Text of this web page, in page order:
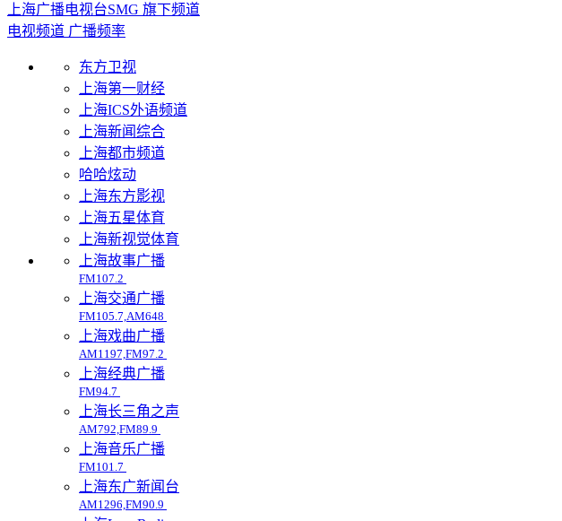
上海广播电视台SMG 旗下频道
电视频道 广播频率
东方卫视
上海第一财经
上海ICS外语频道
上海新闻综合
上海都市频道
哈哈炫动
上海东方影视
上海五星体育
上海新视觉体育
上海故事广播
FM107.2
上海交通广播
FM105.7,AM648
上海戏曲广播
AM1197,FM97.2
上海经典广播
FM94.7
上海长三角之声
AM792,FM89.9
上海音乐广播
FM101.7
上海东广新闻台
AM1296,FM90.9